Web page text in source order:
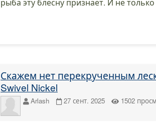
Скажем нет перекрученным
Swivel Nickel
Arlash 27 сент. 2025 1502